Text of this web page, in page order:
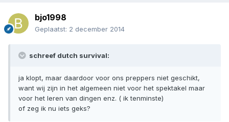
bjo1998
Geplaatst: 2 december 2014
schreef dutch survival:
ja klopt, maar daardoor voor ons preppers niet geschikt,
want wij zijn in het algemeen niet voor het spektakel maar
voor het leren van dingen enz. ( ik tenminste)
of zeg ik nu iets geks?